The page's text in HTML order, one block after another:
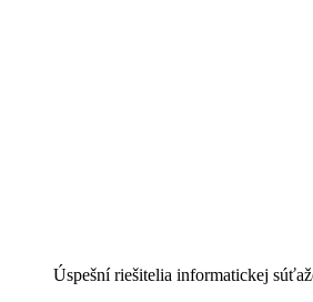
Úspešní riešitelia informatickej